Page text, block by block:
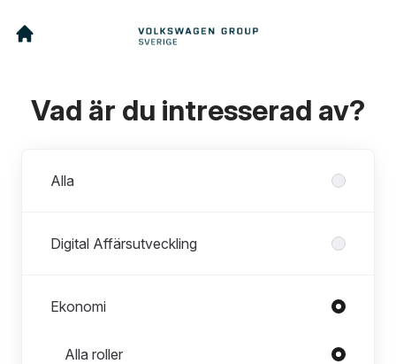
Vad är du intresserad av?
Alla
Digital Affärsutveckling
Ekonomi
Roller i Ekonomi
Alla roller